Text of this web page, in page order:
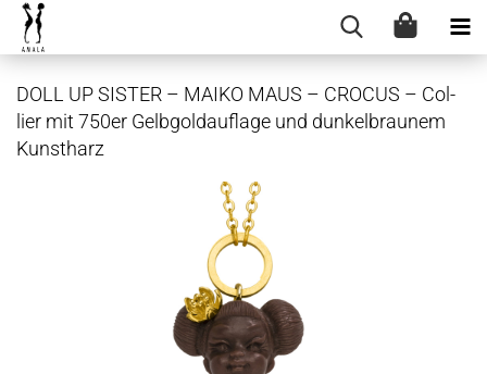
DOLL UP SIS­TER – MAIKO MAUS – CRO­CUS – Col­
lier mit 750er Gelb­gold­auf­la­ge und dun­kel­brau­nem
Kunst­harz